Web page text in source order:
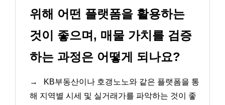
위해 어떤 플랫폼을 활용하는
것이 좋으며, 매물 가치를 검증
하는 과정은 어떻게 되나요?
→
KB부동산이나 호갱노노와 같은 플랫폼을 통
해 지역별 시세 및 실거래가를 파악하는 것이 좋